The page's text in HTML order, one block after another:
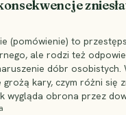
(pomówienie) to
ale rodzi też
dóbr osobistych.
kary, czym różni się
wygląda obrona przez